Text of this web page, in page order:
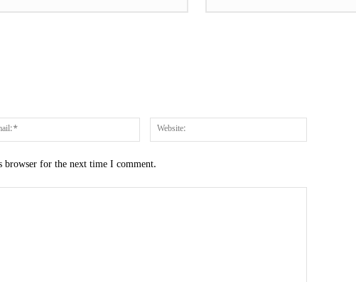
Email:*
browser for the next time I comment.